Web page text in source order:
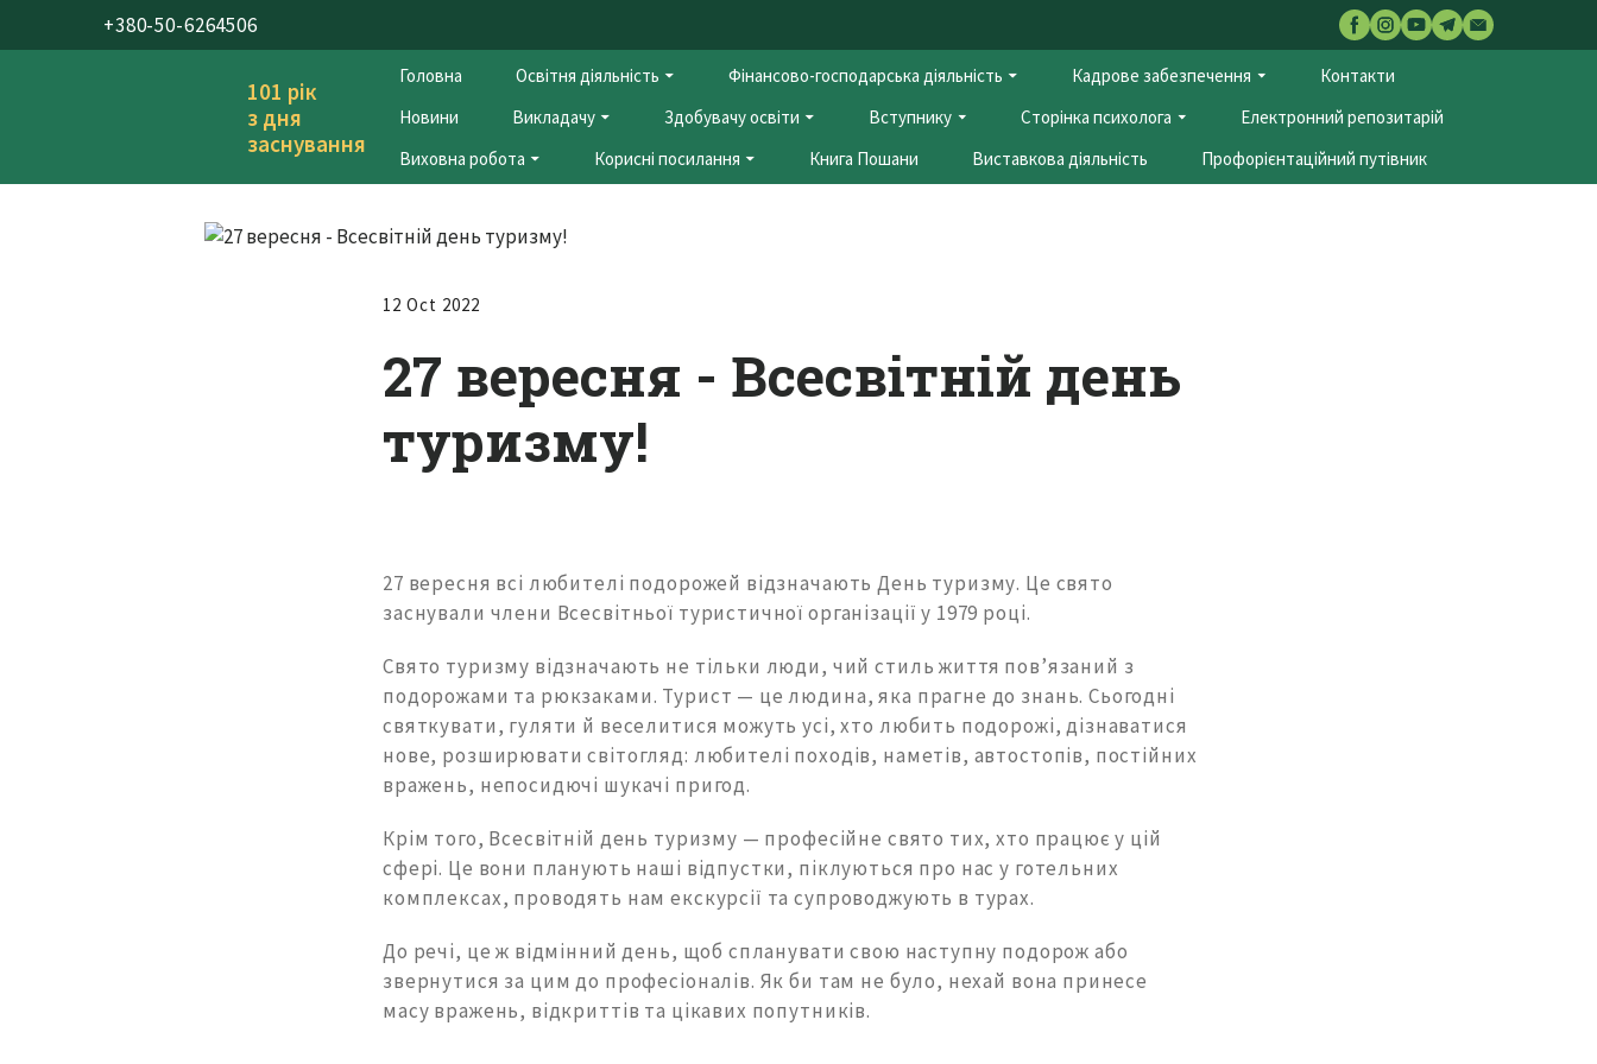
+380-50-6264506
101 рік
з дня
заснування
Головна Освітня діяльність Фінансово-господарська діяльність Кадрове забезпечення
Контакти
Новини
Викладачу Здобувачу освіти Вступнику Сторінка психолога
Електронний репозитарій
Виховна робота
Корисні посилання Книга Пошани Виставкова діяльність Профорієнтаційний путівник
12 Oct 2022
27 вересня - Всесвітній день
туризму!
27 вересня всі любителі подорожей відзначають День туризму. Це свято
заснували члени Всесвітньої туристичної організації у 1979 році.
Свято туризму відзначають не тільки люди, чий стиль життя пов’язаний з
подорожами та рюкзаками. Турист — це людина, яка прагне до знань. Сьогодні
святкувати, гуляти й веселитися можуть усі, хто любить подорожі, дізнаватися
нове, розширювати світогляд: любителі походів, наметів, автостопів, постійних
вражень, непосидючі шукачі пригод.
Крім того, Всесвітній день туризму — професійне свято тих, хто працює у цій
сфері. Це вони планують наші відпустки, піклуються про нас у готельних
комплексах, проводять нам екскурсії та супроводжують в турах.
До речі, це ж відмінний день, щоб спланувати свою наступну подорож або
звернутися за цим до професіоналів. Як би там не було, нехай вона принесе
масу вражень, відкриттів та цікавих попутників.